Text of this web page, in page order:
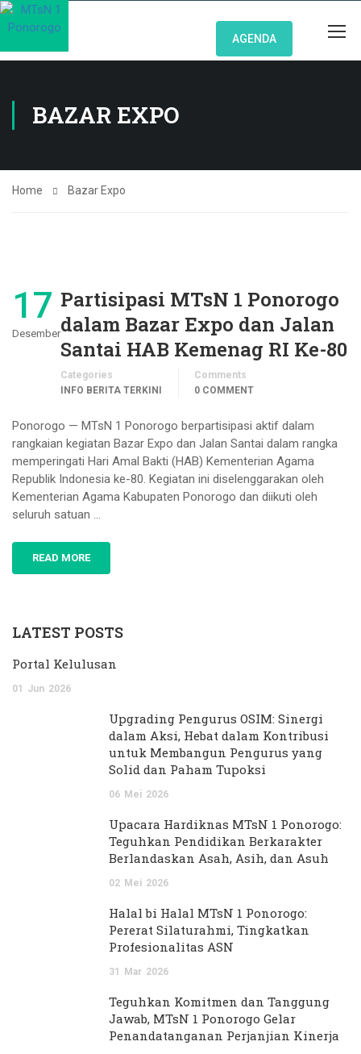
AGENDA
BAZAR EXPO
Home Bazar Expo
17
Desember
Partisipasi MTsN 1 Ponorogo
dalam Bazar Expo dan Jalan
Santai HAB Kemenag RI Ke-80
Categories
INFO BERITA TERKINI
Comments
0 COMMENT
Ponorogo — MTsN 1 Ponorogo berpartisipasi aktif dalam
rangkaian kegiatan Bazar Expo dan Jalan Santai dalam rangka
memperingati Hari Amal Bakti (HAB) Kementerian Agama
Republik Indonesia ke-80. Kegiatan ini diselenggarakan oleh
Kementerian Agama Kabupaten Ponorogo dan diikuti oleh
seluruh satuan …
READ MORE
LATEST POSTS
Portal Kelulusan
01 Jun 2026
Upgrading Pengurus OSIM: Sinergi
dalam Aksi, Hebat dalam Kontribusi
untuk Membangun Pengurus yang
Solid dan Paham Tupoksi
06 Mei 2026
Upacara Hardiknas MTsN 1 Ponorogo:
Teguhkan Pendidikan Berkarakter
Berlandaskan Asah, Asih, dan Asuh
02 Mei 2026
Halal bi Halal MTsN 1 Ponorogo:
Pererat Silaturahmi, Tingkatkan
Profesionalitas ASN
31 Mar 2026
Teguhkan Komitmen dan Tanggung
Jawab, MTsN 1 Ponorogo Gelar
Penandatanganan Perjanjian Kinerja